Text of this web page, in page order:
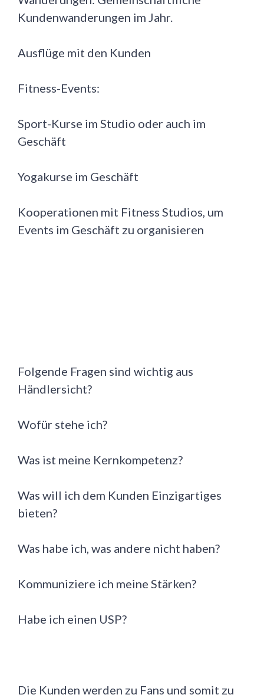
Kundenwanderungen im Jahr.
Ausflüge mit den Kunden
Fitness-Events:
Sport-Kurse im Studio oder auch im
Geschäft
Yogakurse im Geschäft
Kooperationen mit Fitness Studios, um
Events im Geschäft zu organisieren
Folgende Fragen sind wichtig aus
Händlersicht?
Wofür stehe ich?
Was ist meine Kernkompetenz?
Was will ich dem Kunden Einzigartiges
bieten?
Was habe ich, was andere nicht haben?
Kommuniziere ich meine Stärken?
Habe ich einen USP?
Die Kunden werden zu Fans und somit zu